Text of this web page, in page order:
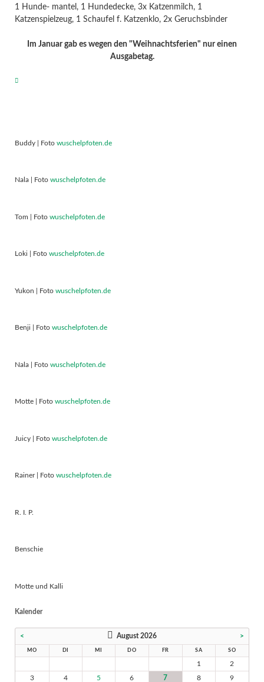
1 Hunde- mantel, 1 Hundedecke, 3x Katzenmilch, 1
Katzenspielzeug, 1 Schaufel f. Katzenklo, 2x Geruchsbinder
Im Januar gab es wegen den "Weihnachtsferien" nur einen
Ausgabetag.
Buddy | Foto wuschelpfoten.de
Nala | Foto wuschelpfoten.de
Tom | Foto wuschelpfoten.de
Loki | Foto wuschelpfoten.de
Yukon | Foto wuschelpfoten.de
Benji | Foto wuschelpfoten.de
Nala | Foto wuschelpfoten.de
Motte | Foto wuschelpfoten.de
Juicy | Foto wuschelpfoten.de
Rainer | Foto wuschelpfoten.de
R. I. P.
Benschie
Motte und Kalli
Kalender
< August 2026 >
MO DI MI DO FR SA SO
1
2
3
4 5 6 7 8
9